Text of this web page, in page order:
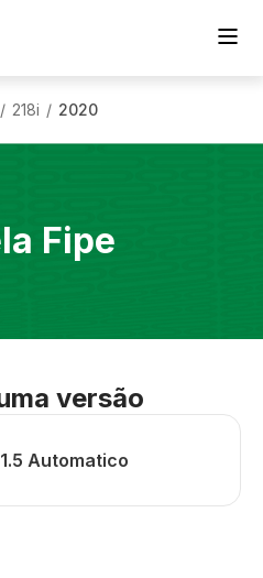
/ 218i / 2020
Fipe
versão
Automatico